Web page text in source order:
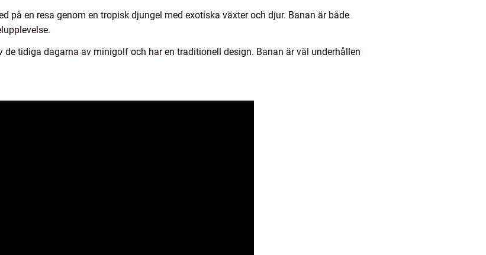
på en resa genom en tropisk djungel med exotiska växter och djur. Banan är både
tidiga dagarna av minigolf och har en traditionell design. Banan är väl underhållen